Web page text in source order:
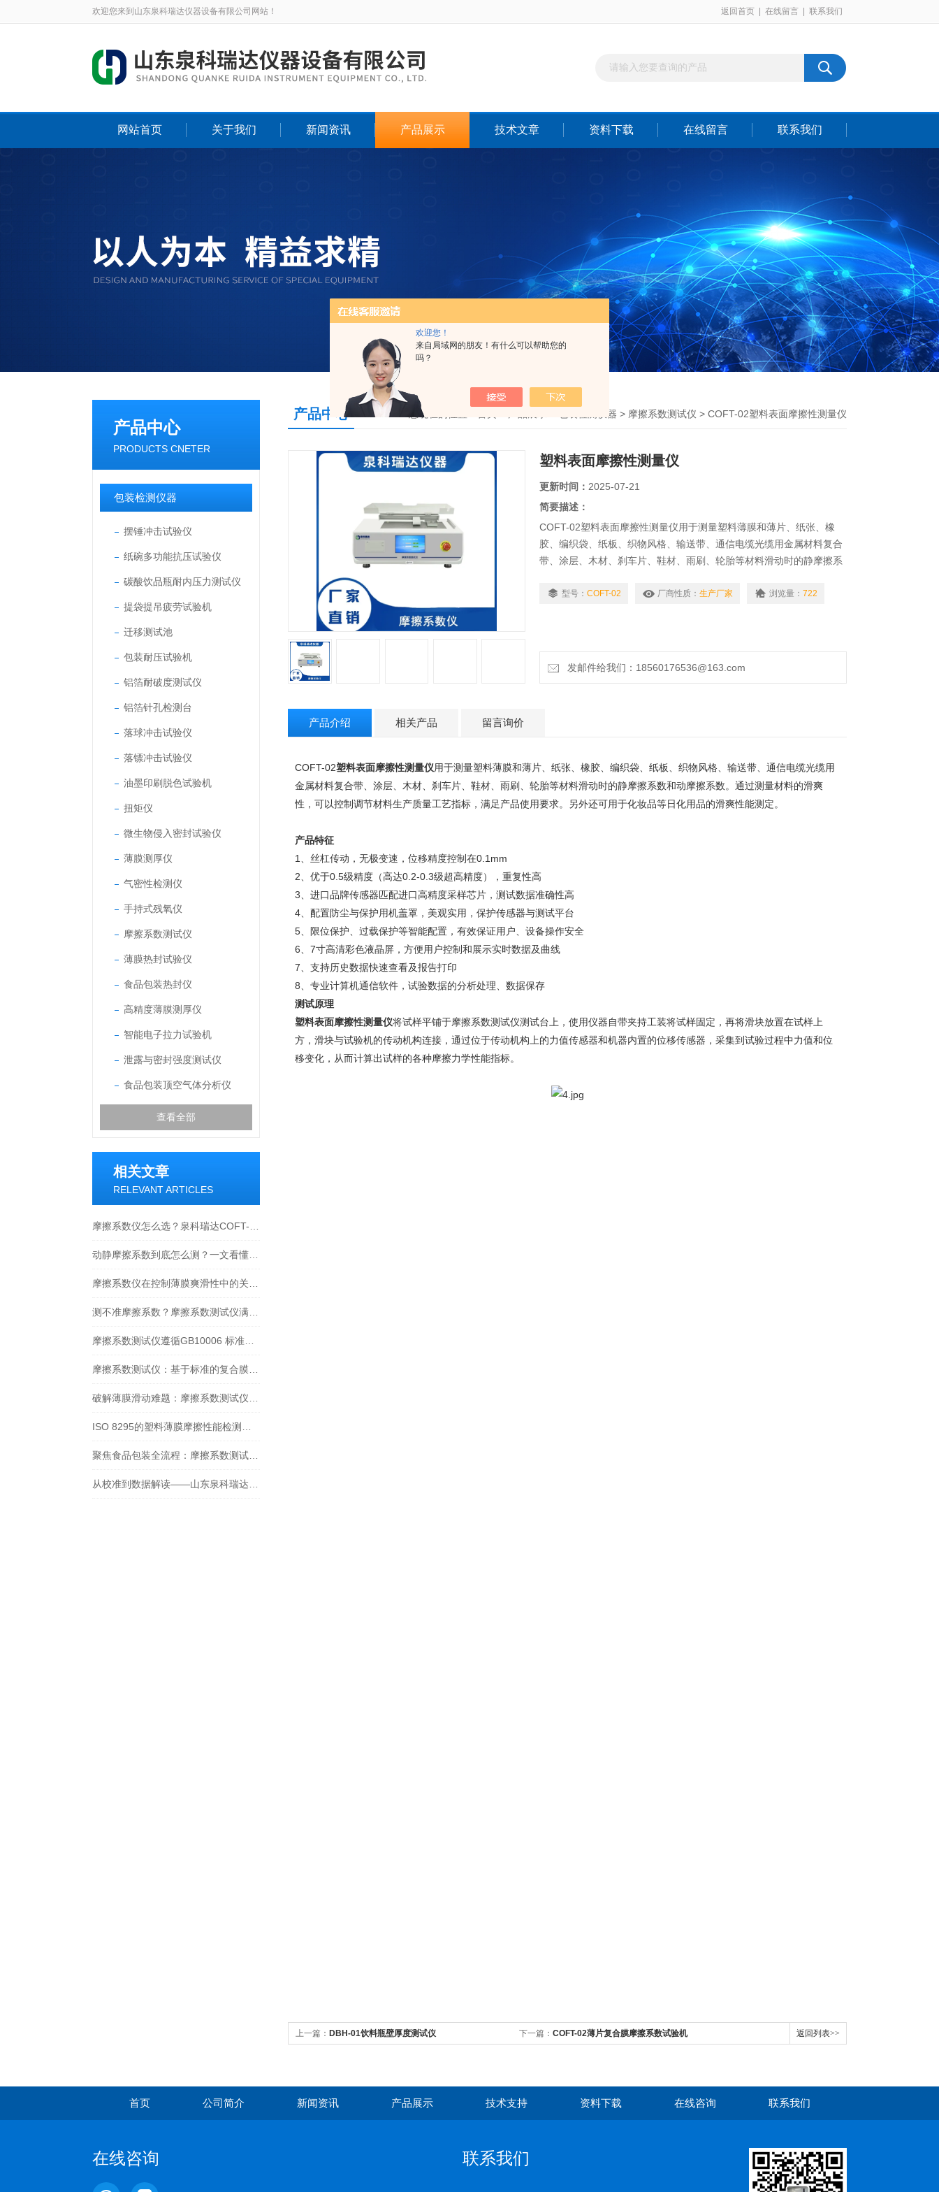
欢迎您！
来自局域网的朋友！有什么可以帮助您的
吗？
欢迎您来到山东泉科瑞达仪器设备有限公司网站！ 返回首页 在线留言 联系我们
网站首页 关于我们 新闻资讯 产品展示 技术文章 资料下载 在线留言 联系我们
产品中心
PRODUCTS CNETER
包装检测仪器
摆锤冲击试验仪
纸碗多功能抗压试验仪
碳酸饮品瓶耐内压力测试仪
提袋提吊疲劳试验机
迁移测试池
包装耐压试验机
铝箔耐破度测试仪
铝箔针孔检测台
落球冲击试验仪
落镖冲击试验仪
油墨印刷脱色试验机
扭矩仪
微生物侵入密封试验仪
薄膜测厚仪
气密性检测仪
手持式残氧仪
摩擦系数测试仪
薄膜热封试验仪
食品包装热封仪
高精度薄膜测厚仪
智能电子拉力试验机
泄露与密封强度测试仪
食品包装顶空气体分析仪
查看全部
相关文章
RELEVANT ARTICLES
产品中心 您现在的位置： 包装检测仪器 > 摩擦系数测试仪 > COFT-02塑料表面摩擦性测量仪
塑料表面摩擦性测量仪
更新时间： 2025-07-21
简要描述：
COFT-02塑料表面摩擦性测量仪用于测量塑料薄膜和薄片、纸张、橡
胶、编织袋、纸板、织物风格、输送带、通信电缆光缆用金属材料复合
带、涂层、木材、刹车片、鞋材、雨刷、轮胎等材料滑动时的静摩擦系
型号： COFT-02 厂商性质： 生产厂家 浏览量： 722
发邮件给我们：18560176536@163.com
产品介绍 相关产品 留言询价
COFT-02塑料表面摩擦性测量仪用于测量塑料薄膜和薄片、纸张、橡胶、编织袋、纸板、织物风格、输送带、通信电缆光缆用
金属材料复合带、涂层、木材、刹车片、鞋材、雨刷、轮胎等材料滑动时的静摩擦系数和动摩擦系数。通过测量材料的滑爽
性，可以控制调节材料生产质量工艺指标，满足产品使用要求。另外还可用于化妆品等日化用品的滑爽性能测定。
产品特征
1、丝杠传动，无极变速，位移精度控制在0.1mm
2、优于0.5级精度（高达0.2-0.3级超高精度），重复性高
3、进口品牌传感器匹配进口高精度采样芯片，测试数据准确性高
4、配置防尘与保护用机盖罩，美观实用，保护传感器与测试平台
5、限位保护、过载保护等智能配置，有效保证用户、设备操作安全
6、7寸高清彩色液晶屏，方便用户控制和展示实时数据及曲线
7、支持历史数据快速查看及报告打印
8、专业计算机通信软件，试验数据的分析处理、数据保存
测试原理
塑料表面摩擦性测量仪将试样平铺于摩擦系数测试仪测试台上，使用仪器自带夹持工装将试样固定，再将滑块放置在试样上
方，滑块与试验机的传动机构连接，通过位于传动机构上的力值传感器和机器内置的位移传感器，采集到试验过程中力值和位
移变化，从而计算出试样的各种摩擦力学性能指标。
上一篇： DBH-01饮料瓶壁厚度测试仪 下一篇： COFT-02薄片复合膜摩擦系数试验机 返回列表>>
首页 公司简介 新闻资讯 产品展示 技术支持 资料下载 在线咨询 联系我们
在线咨询 联系我们